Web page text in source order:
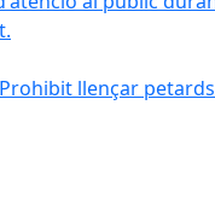
Prohibit llençar